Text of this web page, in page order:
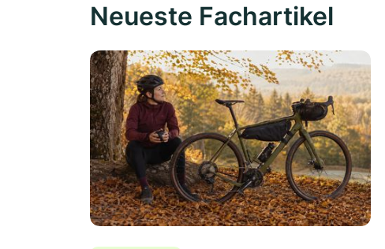
Neueste Fachartikel